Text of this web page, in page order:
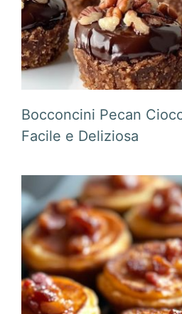
Bocconcini Pecan
Facile e Deliziosa